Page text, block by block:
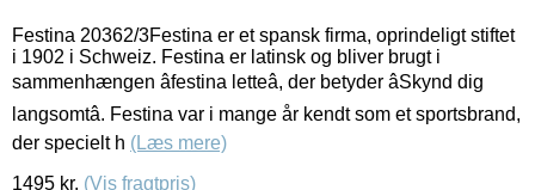
Festina 20362/3Festina er et spansk firma, oprindeligt stiftet
i 1902 i Schweiz. Festina er latinsk og bliver brugt i
sammenhængen âfestina letteâ, der betyder âSkynd dig
langsomtâ. Festina var i mange år kendt som et sportsbrand,
der specielt h (Læs mere)
1495 kr. (Vis fragtpris)